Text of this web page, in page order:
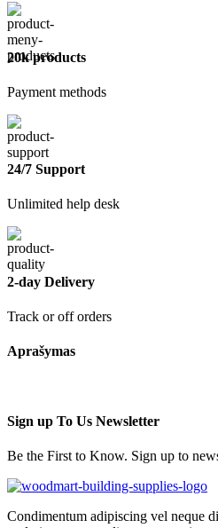
20k products
Payment methods
24/7 Support
Unlimited help desk
2-day Delivery
Track or off orders
Aprašymas
Sign up To Us Newsletter
Be the First to Know. Sign up to
Condimentum adipiscing vel neque